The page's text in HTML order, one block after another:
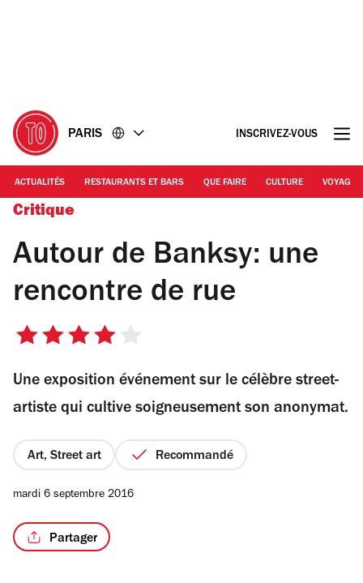
PARIS INSCRIVEZ-VOUS
ACTUALITÉS RESTAURANTS ET BARS QUE FAIRE CULTURE VOYAGE
Critique
Autour de Banksy: une
rencontre de rue
4
5
étoiles
Une exposition événement sur le célèbre street-
artiste qui cultive soigneusement son anonymat.
Art, Street art Recommandé
mardi 6 septembre 2016
Partager